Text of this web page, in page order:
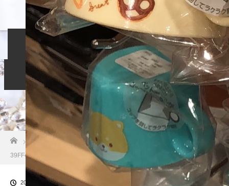
ホーム 入会のご案内 当相談所について
よくある質問 ご成婚者の声 お問い合わせ
スタッフブログ
ブログ一覧
834058BB-C9D4-4C1C-8AFD-
39FF41ACF843
2018.10.26